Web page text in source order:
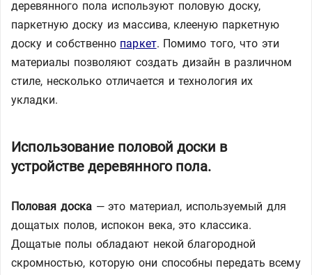
деревянного пола используют половую доску,
паркетную доску из массива, клееную паркетную
доску и собственно паркет. Помимо того, что эти
материалы позволяют создать дизайн в различном
стиле, несколько отличается и технология их
укладки.
Использование половой доски в
устройстве деревянного пола.
Половая доска — это материал, используемый для
дощатых полов, испокон века, это классика.
Дощатые полы обладают некой благородной
скромностью, которую они способны передать всему